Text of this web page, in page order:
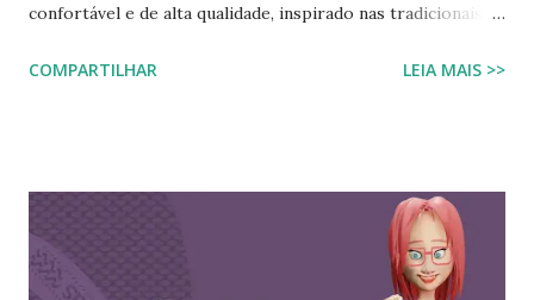
confortável e de alta qualidade, inspirado nas tradicionais
coração dos consumidores em todo o mundo. Hoje, a marca
uma marca frequentemente associada ao estilo de vida
descontraído e ao clima quente. Além dos chinelos, a marca
também oferece bolsas, mochilas e acessórios, solidificando
COMPARTILHAR LEIA MAIS >>